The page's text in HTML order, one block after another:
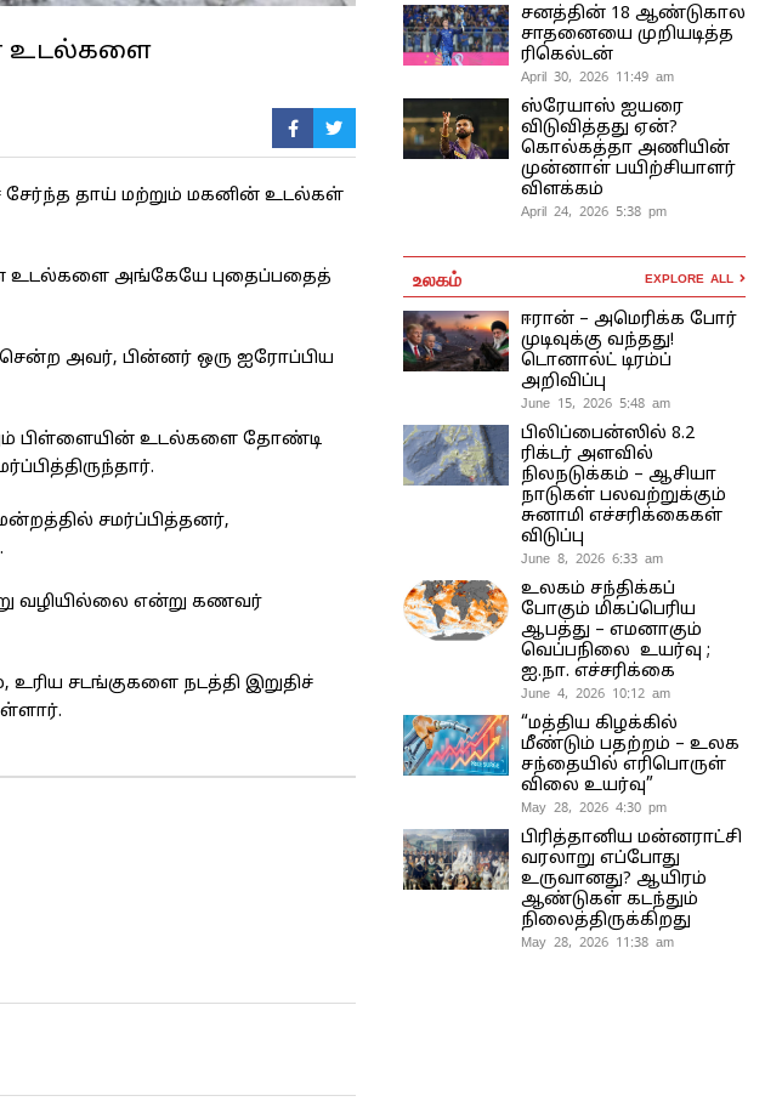
உடல்களை
தாய் மற்றும் மகனின் உடல்கள்
உடல்களை அங்கேயே புதைப்பதைத்
சென்ற அவர், பின்னர் ஒரு ஐரோப்பிய
பிள்ளையின் உடல்களை தோண்டி
சமர்ப்பித்தனர்,
வழியில்லை என்று கணவர்
சடங்குகளை நடத்தி இறுதிச்
சனத்தின் 18 ஆண்டுகால
சாதனையை முறியடித்த
ரிகெல்டன்
April 30, 2026 11:49 am
ஸ்ரேயாஸ் ஐயரை
விடுவித்தது ஏன்?
கொல்கத்தா அணியின்
முன்னாள் பயிற்சியாளர்
விளக்கம்
April 24, 2026 5:38 pm
உலகம் EXPLORE ALL
ஈரான் – அமெரிக்க போர்
முடிவுக்கு வந்தது!
டொனால்ட் டிரம்ப்
அறிவிப்பு
June 15, 2026 5:48 am
பிலிப்பைன்ஸில் 8.2
ரிக்டர் அளவில்
நிலநடுக்கம் – ஆசியா
நாடுகள் பலவற்றுக்கும்
சுனாமி எச்சரிக்கைகள்
விடுப்பு
June 8, 2026 6:33 am
உலகம் சந்திக்கப்
போகும் மிகப்பெரிய
ஆபத்து – எமனாகும்
வெப்பநிலை உயர்வு ;
ஐ.நா. எச்சரிக்கை
June 4, 2026 10:12 am
“மத்திய கிழக்கில்
மீண்டும் பதற்றம் – உலக
சந்தையில் எரிபொருள்
விலை உயர்வு”
May 28, 2026 4:30 pm
பிரித்தானிய மன்னராட்சி
வரலாறு எப்போது
உருவானது? ஆயிரம்
ஆண்டுகள் கடந்தும்
நிலைத்திருக்கிறது
May 28, 2026 11:38 am